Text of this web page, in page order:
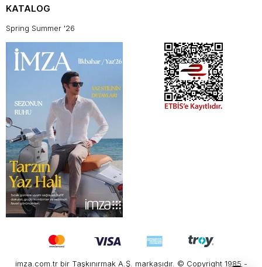
KATALOG
Spring Summer '26
imza.com.tr bir Taşkınırmak A.Ş. markasıdır. © Copyright 1985 -